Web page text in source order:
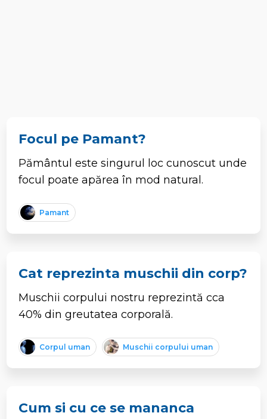
Focul pe Pamant?
Pământul este singurul loc cunoscut unde
focul poate apărea în mod natural.
Pamant
Cat reprezinta muschii din corp?
Muschii corpului nostru reprezintă cca
40% din greutatea corporală.
Corpul uman Muschii corpului uman
Cum si cu ce se mananca